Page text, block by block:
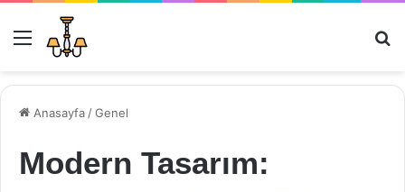
Menü
Anasayfa /Genel
Modern Tasarım: